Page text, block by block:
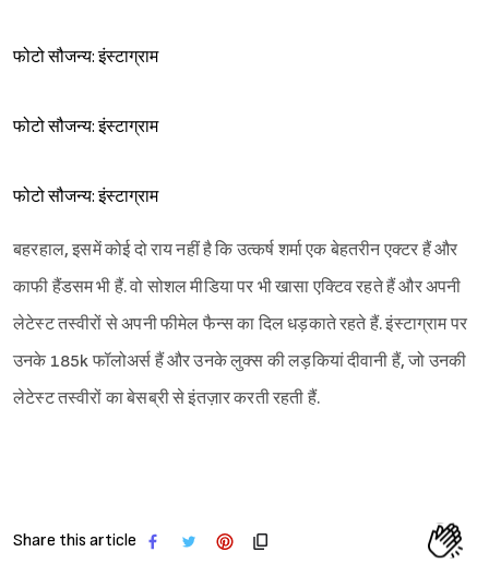
फोटो सौजन्य: इंस्टाग्राम
फोटो सौजन्य: इंस्टाग्राम
फोटो सौजन्य: इंस्टाग्राम
बहरहाल, इसमें कोई दो राय नहीं है कि उत्कर्ष शर्मा एक बेहतरीन एक्टर हैं और
काफी हैंडसम भी हैं. वो सोशल मीडिया पर भी खासा एक्टिव रहते हैं और अपनी
लेटेस्ट तस्वीरों से अपनी फीमेल फैन्स का दिल धड़काते रहते हैं. इंस्टाग्राम पर
उनके 185k फॉलोअर्स हैं और उनके लुक्स की लड़कियां दीवानी हैं, जो उनकी
लेटेस्ट तस्वीरों का बेसब्री से इंतज़ार करती रहती हैं.
Share this article